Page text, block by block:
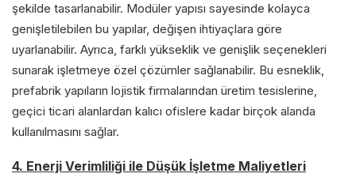
şekilde tasarlanabilir. Modüler yapısı sayesinde kolayca
genişletilebilen bu yapılar, değişen ihtiyaçlara göre
uyarlanabilir. Ayrıca, farklı yükseklik ve genişlik seçenekleri
sunarak işletmeye özel çözümler sağlanabilir. Bu esneklik,
prefabrik yapıların lojistik firmalarından üretim tesislerine,
geçici ticari alanlardan kalıcı ofislere kadar birçok alanda
kullanılmasını sağlar.
4. Enerji Verimliliği ile Düşük İşletme Maliyetleri